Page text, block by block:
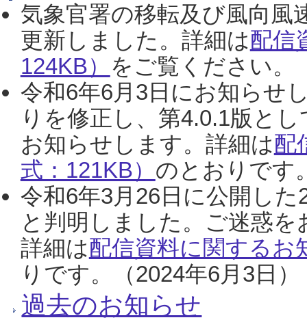
気象官署の移転及び風向風
更新しました。詳細は配信
124KB） をご覧ください。
令和6年6月3日にお知らせ
りを修正し、第4.0.1版と
お知らせします。詳細は配
式：121KB） のとおりです
令和6年3月26日に公開し
と判明しました。ご迷惑
詳細は配信資料に関するお
りです。（2024年6月3日）
過去のお知らせ